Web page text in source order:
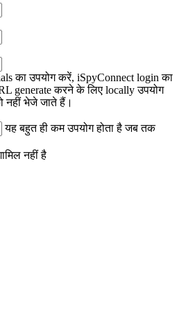
का उपयोग करें, iSpyConnect login का
generate करने के लिए locally उपयोग
नहीं भेजे जाते हैं।
यह बहुत ही कम उपयोग होता है जब तक
नहीं है